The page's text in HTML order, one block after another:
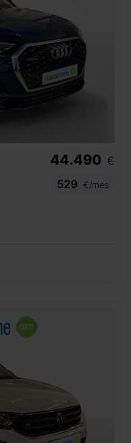
44.490 €
529
€/mes